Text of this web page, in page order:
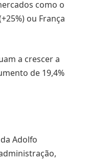
como o
ou França
a crescer a
de 19,4%
Adolfo